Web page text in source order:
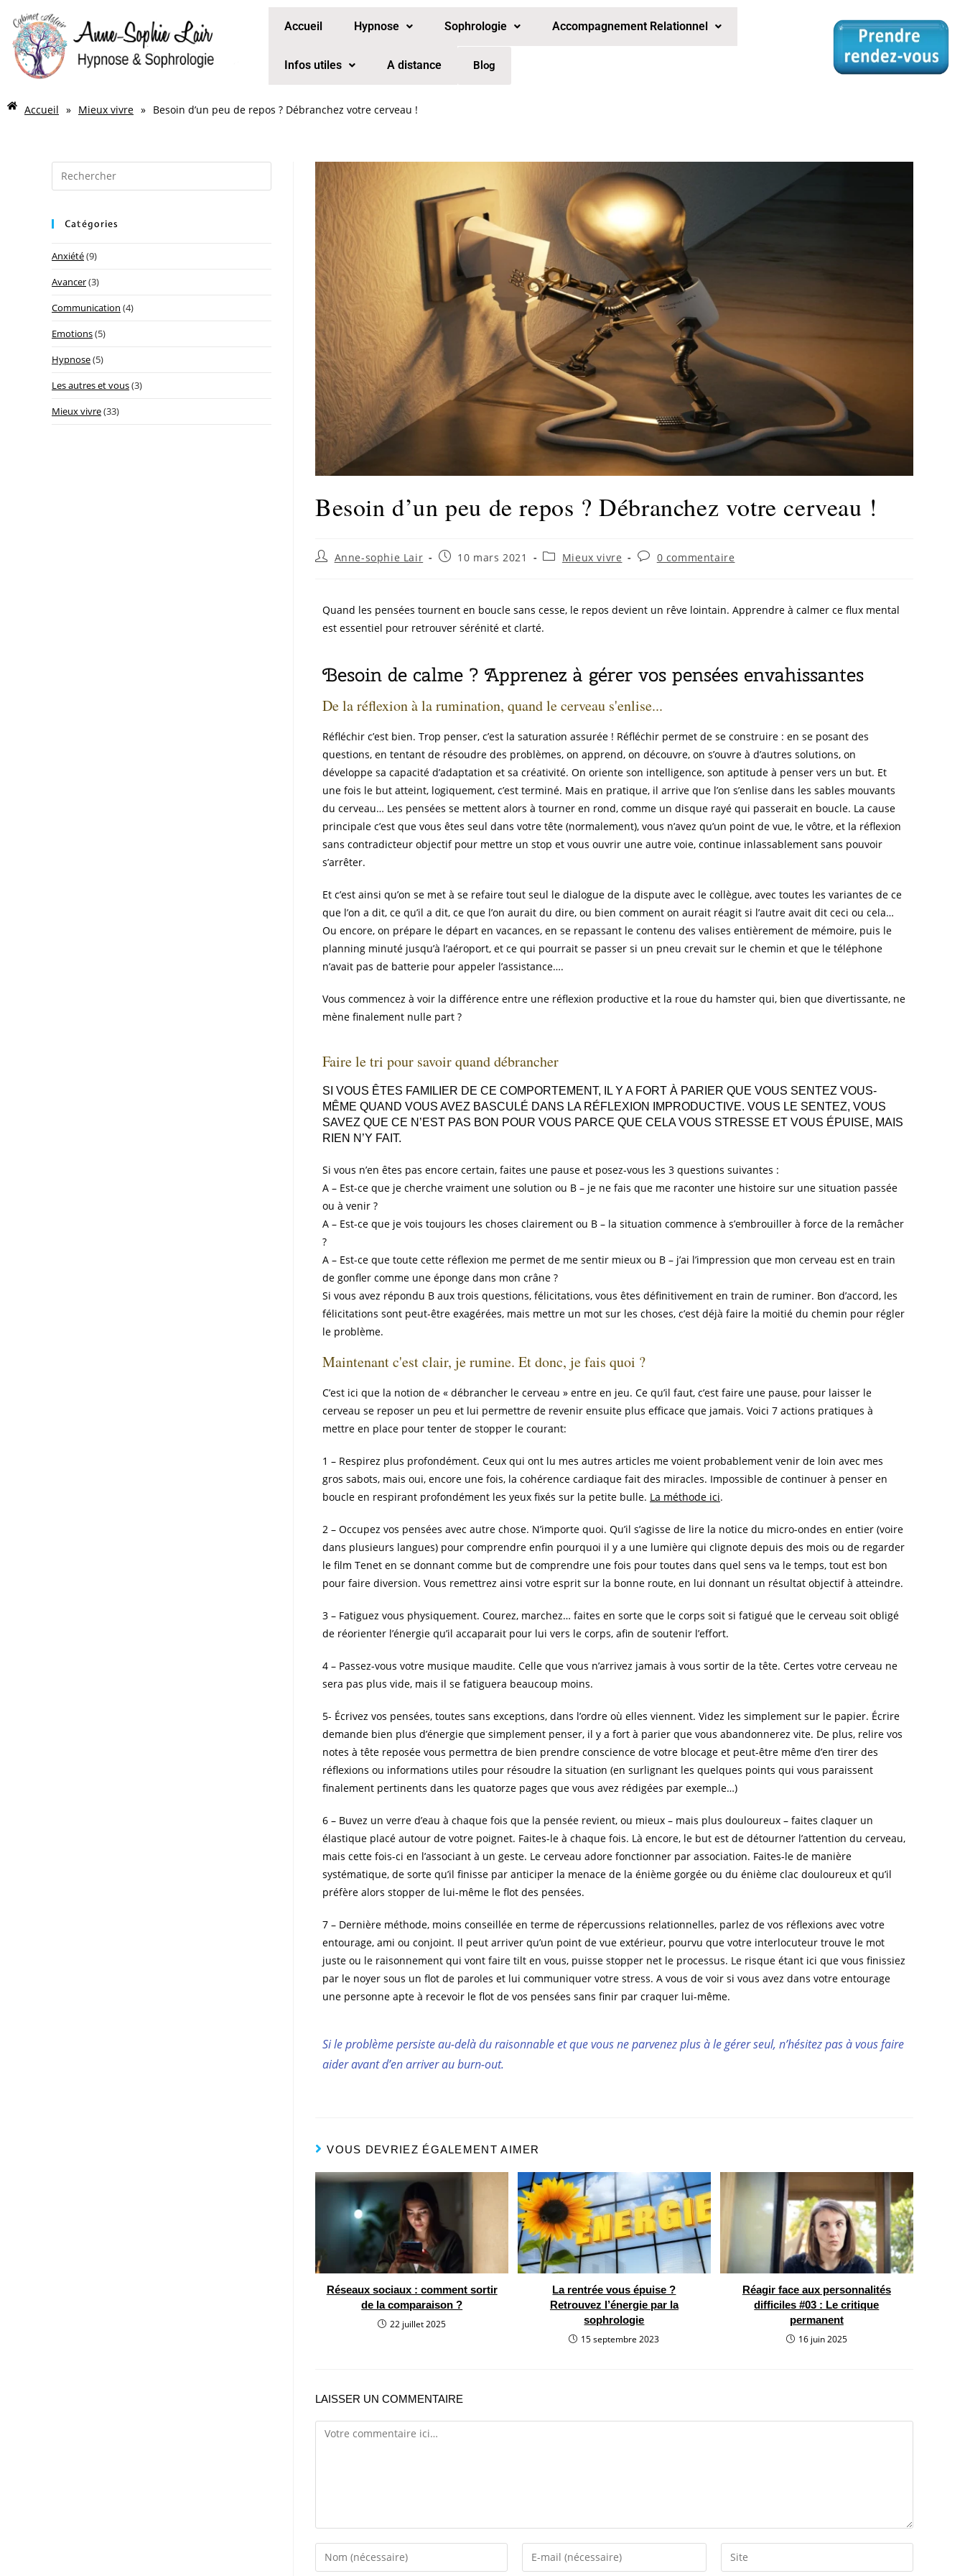
Accueil Hypnose Sophrologie Accompagnement Relationnel
Infos utiles A distance Blog
Accueil » Mieux vivre » Besoin d’un peu de repos ? Débranchez votre cerveau !
Besoin d’un peu de repos ? Débranchez votre cerveau !
Anne-sophie Lair 10 mars 2021 Mieux vivre 0 commentaire
Quand les pensées tournent en boucle sans cesse, le repos devient un rêve lointain. Apprendre à calmer ce flux mental
est essentiel pour retrouver sérénité et clarté.
Besoin de calme ? Apprenez à gérer vos pensées envahissantes
De la réflexion à la rumination, quand le cerveau s'enlise...
Réfléchir c’est bien. Trop penser, c’est la saturation assurée ! Réfléchir permet de se construire : en se posant des
questions, en tentant de résoudre des problèmes, on apprend, on découvre, on s’ouvre à d’autres solutions, on
développe sa capacité d’adaptation et sa créativité. On oriente son intelligence, son aptitude à penser vers un but. Et
une fois le but atteint, logiquement, c’est terminé. Mais en pratique, il arrive que l’on s’enlise dans les sables mouvants
du cerveau… Les pensées se mettent alors à tourner en rond, comme un disque rayé qui passerait en boucle. La cause
principale c’est que vous êtes seul dans votre tête (normalement), vous n’avez qu’un point de vue, le vôtre, et la réflexion
sans contradicteur objectif pour mettre un stop et vous ouvrir une autre voie, continue inlassablement sans pouvoir
s’arrêter.
Et c’est ainsi qu’on se met à se refaire tout seul le dialogue de la dispute avec le collègue, avec toutes les variantes de ce
que l’on a dit, ce qu’il a dit, ce que l’on aurait du dire, ou bien comment on aurait réagit si l’autre avait dit ceci ou cela…
Ou encore, on prépare le départ en vacances, en se repassant le contenu des valises entièrement de mémoire, puis le
planning minuté jusqu’à l’aéroport, et ce qui pourrait se passer si un pneu crevait sur le chemin et que le téléphone
n’avait pas de batterie pour appeler l’assistance….
Vous commencez à voir la différence entre une réflexion productive et la roue du hamster qui, bien que divertissante, ne
mène finalement nulle part ?
Faire le tri pour savoir quand débrancher
SI VOUS ÊTES FAMILIER DE CE COMPORTEMENT, IL Y A FORT À PARIER QUE VOUS SENTEZ VOUS-
MÊME QUAND VOUS AVEZ BASCULÉ DANS LA RÉFLEXION IMPRODUCTIVE. VOUS LE SENTEZ, VOUS
SAVEZ QUE CE N’EST PAS BON POUR VOUS PARCE QUE CELA VOUS STRESSE ET VOUS ÉPUISE, MAIS
RIEN N’Y FAIT.
Si vous n’en êtes pas encore certain, faites une pause et posez-vous les 3 questions suivantes :
A – Est-ce que je cherche vraiment une solution ou B – je ne fais que me raconter une histoire sur une situation passée
ou à venir ?
A – Est-ce que je vois toujours les choses clairement ou B – la situation commence à s’embrouiller à force de la remâcher
?
A – Est-ce que toute cette réflexion me permet de me sentir mieux ou B – j’ai l’impression que mon cerveau est en train
de gonfler comme une éponge dans mon crâne ?
Si vous avez répondu B aux trois questions, félicitations, vous êtes définitivement en train de ruminer. Bon d’accord, les
félicitations sont peut-être exagérées, mais mettre un mot sur les choses, c’est déjà faire la moitié du chemin pour régler
le problème.
Maintenant c'est clair, je rumine. Et donc, je fais quoi ?
C’est ici que la notion de « débrancher le cerveau » entre en jeu. Ce qu’il faut, c’est faire une pause, pour laisser le
cerveau se reposer un peu et lui permettre de revenir ensuite plus efficace que jamais. Voici 7 actions pratiques à
mettre en place pour tenter de stopper le courant:
1 – Respirez plus profondément. Ceux qui ont lu mes autres articles me voient probablement venir de loin avec mes
gros sabots, mais oui, encore une fois, la cohérence cardiaque fait des miracles. Impossible de continuer à penser en
boucle en respirant profondément les yeux fixés sur la petite bulle. La méthode ici.
2 – Occupez vos pensées avec autre chose. N’importe quoi. Qu’il s’agisse de lire la notice du micro-ondes en entier (voire
dans plusieurs langues) pour comprendre enfin pourquoi il y a une lumière qui clignote depuis des mois ou de regarder
le film Tenet en se donnant comme but de comprendre une fois pour toutes dans quel sens va le temps, tout est bon
pour faire diversion. Vous remettrez ainsi votre esprit sur la bonne route, en lui donnant un résultat objectif à atteindre.
3 – Fatiguez vous physiquement. Courez, marchez… faites en sorte que le corps soit si fatigué que le cerveau soit obligé
de réorienter l’énergie qu’il accaparait pour lui vers le corps, afin de soutenir l’effort.
4 – Passez-vous votre musique maudite. Celle que vous n’arrivez jamais à vous sortir de la tête. Certes votre cerveau ne
sera pas plus vide, mais il se fatiguera beaucoup moins.
5- Écrivez vos pensées, toutes sans exceptions, dans l’ordre où elles viennent. Videz les simplement sur le papier. Écrire
demande bien plus d’énergie que simplement penser, il y a fort à parier que vous abandonnerez vite. De plus, relire vos
notes à tête reposée vous permettra de bien prendre conscience de votre blocage et peut-être même d’en tirer des
réflexions ou informations utiles pour résoudre la situation (en surlignant les quelques points qui vous paraissent
finalement pertinents dans les quatorze pages que vous avez rédigées par exemple…)
6 – Buvez un verre d’eau à chaque fois que la pensée revient, ou mieux – mais plus douloureux – faites claquer un
élastique placé autour de votre poignet. Faites-le à chaque fois. Là encore, le but est de détourner l’attention du cerveau,
mais cette fois-ci en l’associant à un geste. Le cerveau adore fonctionner par association. Faites-le de manière
systématique, de sorte qu’il finisse par anticiper la menace de la énième gorgée ou du énième clac douloureux et qu’il
préfère alors stopper de lui-même le flot des pensées.
7 – Dernière méthode, moins conseillée en terme de répercussions relationnelles, parlez de vos réflexions avec votre
entourage, ami ou conjoint. Il peut arriver qu’un point de vue extérieur, pourvu que votre interlocuteur trouve le mot
juste ou le raisonnement qui vont faire tilt en vous, puisse stopper net le processus. Le risque étant ici que vous finissiez
par le noyer sous un flot de paroles et lui communiquer votre stress. A vous de voir si vous avez dans votre entourage
une personne apte à recevoir le flot de vos pensées sans finir par craquer lui-même.
Si le problème persiste au-delà du raisonnable et que vous ne parvenez plus à le gérer seul, n’hésitez pas à vous faire
aider avant d’en arriver au burn-out.
VOUS DEVRIEZ ÉGALEMENT AIMER
Réseaux sociaux : comment sortir
de la comparaison ?
22 juillet 2025
La rentrée vous épuise ?
Retrouvez l’énergie par la
sophrologie
15 septembre 2023
Réagir face aux personnalités
difficiles #03 : Le critique
permanent
16 juin 2025
LAISSER UN COMMENTAIRE
Catégories
Anxiété(9)
Avancer(3)
Communication (4)
Emotions(5)
Hypnose(5)
Les autres et vous(3)
Mieux vivre(33)